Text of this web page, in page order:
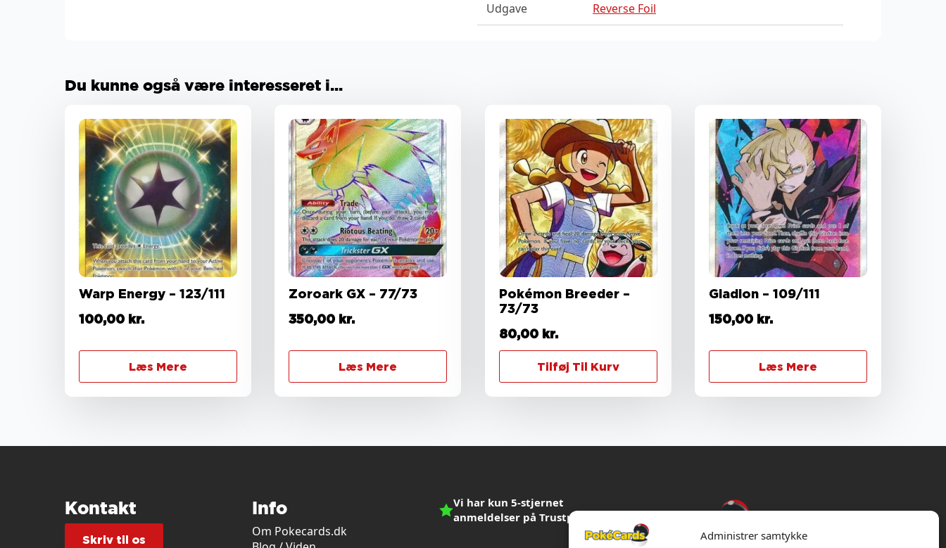
Administrer samtykke
Udgave Reverse Foil
Du kunne også være interesseret i...
Warp Energy – 123/111
100,00 kr.
Læs Mere
Zoroark GX – 77/73
350,00 kr.
Læs Mere
Pokémon Breeder –
73/73
80,00 kr.
Tilføj Til Kurv
Gladion – 109/111
150,00 kr.
Læs Mere
Kontakt
Skriv til os
Info
Om Pokecards.dk
Vi har kun 5-stjernet
anmeldelser på Trustpilot